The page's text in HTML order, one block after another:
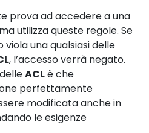
prova ad accedere a una
utilizza queste regole. Se
una qualsiasi delle
, l’accesso verrà negato.
delleACLè che
perfettamente
modificata anche in
le esigenze